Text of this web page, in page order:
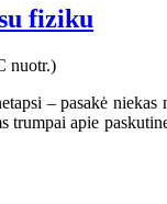
fiziku
– pasakė niekas
trumpai apie